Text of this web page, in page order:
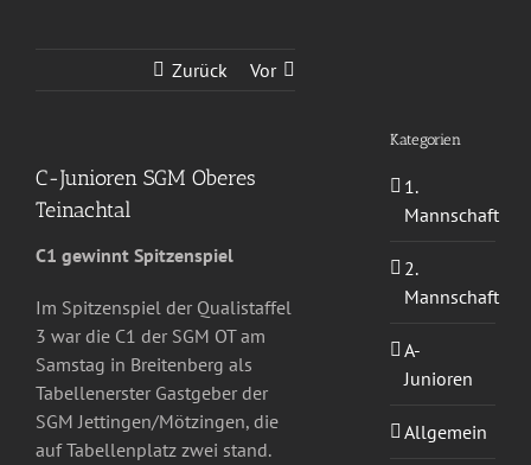
Zurück Vor
C-Junioren SGM Oberes
Teinachtal
C1 gewinnt Spitzenspiel
Im Spitzenspiel der Qualistaffel
3 war die C1 der SGM OT am
Samstag in Breitenberg als
Tabellenerster Gastgeber der
SGM Jettingen/Mötzingen, die
auf Tabellenplatz zwei stand.
Kategorien
1.
Mannschaft
2.
Mannschaft
A-
Junioren
Allgemein